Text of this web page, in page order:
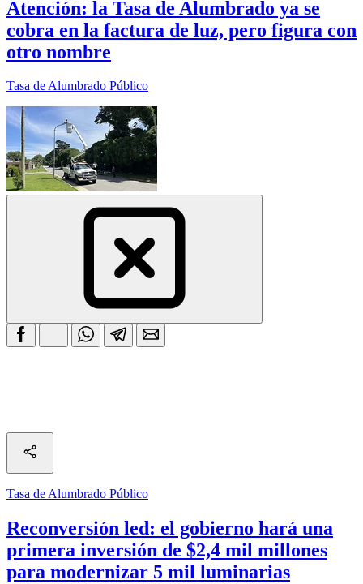
Atención: la Tasa de Alumbrado ya se
cobra en la factura de luz, pero figura con
otro nombre
Tasa de Alumbrado Público
Tasa de Alumbrado Público
Reconversión led: el gobierno hará una
primera inversión de $2,4 mil millones
para modernizar 5 mil luminarias